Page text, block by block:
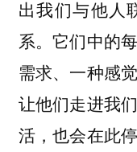
出我们与他人
系。它们中的
需求、一种感
让他们走进我
活，也会在此